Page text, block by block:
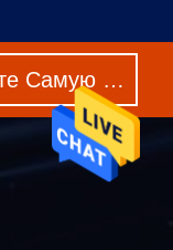
Получите Самую Лучшую Цену